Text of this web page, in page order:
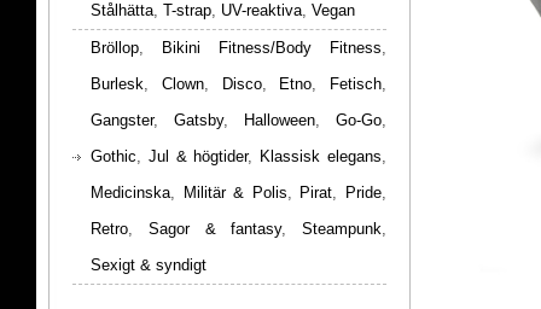
Stålhätta, T-strap, UV-reaktiva, Vegan
Bröllop, Bikini Fitness/Body Fitness,
Burlesk, Clown, Disco, Etno, Fetisch,
Gangster, Gatsby, Halloween, Go-Go,
Gothic, Jul & högtider, Klassisk elegans,
Medicinska, Militär & Polis, Pirat, Pride,
Retro, Sagor & fantasy, Steampunk,
Sexigt & syndigt